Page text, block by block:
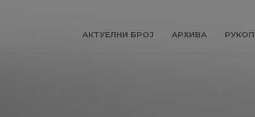
АКТУЕЛНИ БРОЈ АРХИВА